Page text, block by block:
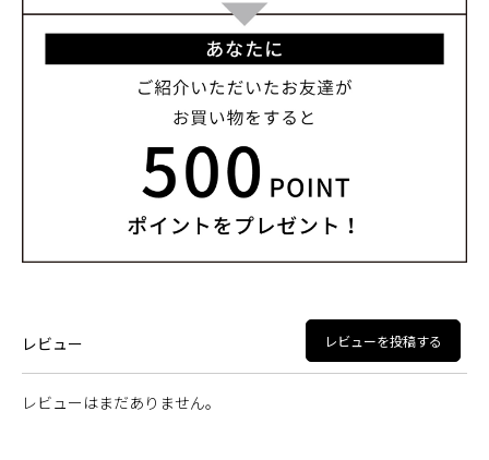
レビュー レビューを投稿する
レビューはまだありません。